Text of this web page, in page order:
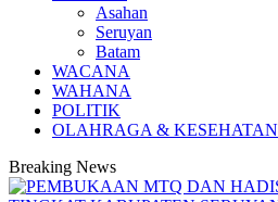
Asahan
Seruyan
Batam
WACANA
WAHANA
POLITIK
OLAHRAGA & KESEHATAN
Breaking News